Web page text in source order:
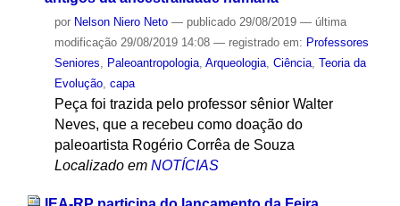
por Nelson Niero Neto — publicado29/08/2019 — última
modificação29/08/2019 14:08 — registrado em: Professores
Seniores, Paleoantropologia, Arqueologia, Ciência, Teoria da
Evolução, capa
Peça foi trazida pelo professor sênior Walter
Neves, que a recebeu como doação do
paleoartista Rogério Corrêa de Souza
Localizado em NOTÍCIAS